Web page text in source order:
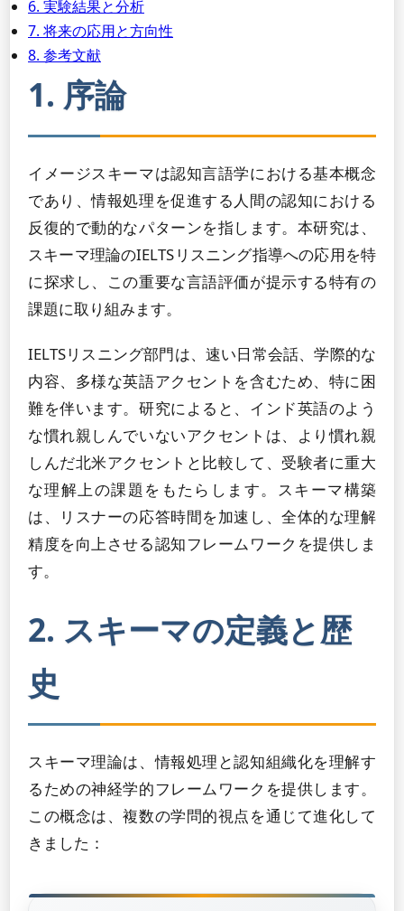
6. 実験結果と分析
7. 将来の応用と方向性
8. 参考文献
1. 序論
イメージスキーマは認知言語学における基本概念
であり、情報処理を促進する人間の認知における
反復的で動的なパターンを指します。本研究は、
スキーマ理論のIELTSリスニング指導への応用を特
に探求し、この重要な言語評価が提示する特有の
課題に取り組みます。
IELTSリスニング部門は、速い日常会話、学際的な
内容、多様な英語アクセントを含むため、特に困
難を伴います。研究によると、インド英語のよう
な慣れ親しんでいないアクセントは、より慣れ親
しんだ北米アクセントと比較して、受験者に重大
な理解上の課題をもたらします。スキーマ構築
は、リスナーの応答時間を加速し、全体的な理解
精度を向上させる認知フレームワークを提供しま
す。
2. スキーマの定義と歴
史
スキーマ理論は、情報処理と認知組織化を理解す
るための神経学的フレームワークを提供します。
この概念は、複数の学問的視点を通じて進化して
きました：